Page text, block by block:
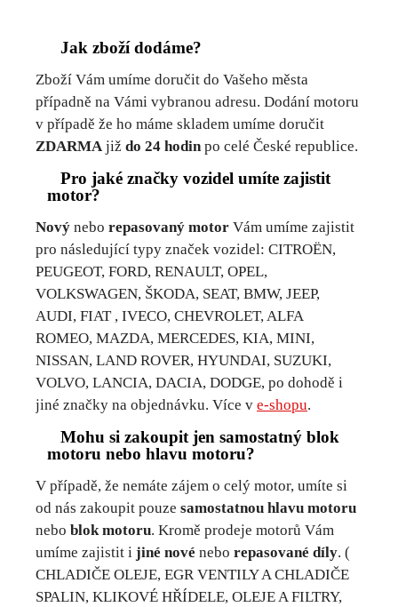
Jak zboží dodáme?
Zboží Vám umíme doručit do Vašeho města
případně na Vámi vybranou adresu. Dodání motoru
v případě že ho máme skladem umíme doručit
ZDARMA již do 24 hodin po celé České republice.
Pro jaké značky vozidel umíte zajistit
motor?
Nový nebo repasovaný motor Vám umíme zajistit
pro následující typy značek vozidel: CITROËN,
PEUGEOT, FORD, RENAULT, OPEL,
VOLKSWAGEN, ŠKODA, SEAT, BMW, JEEP,
AUDI, FIAT , IVECO, CHEVROLET, ALFA
ROMEO, MAZDA, MERCEDES, KIA, MINI,
NISSAN, LAND ROVER, HYUNDAI, SUZUKI,
VOLVO, LANCIA, DACIA, DODGE, po dohodě i
jiné značky na objednávku. Více v e-shopu.
Mohu si zakoupit jen samostatný blok
motoru nebo hlavu motoru?
V případě, že nemáte zájem o celý motor, umíte si
od nás zakoupit pouze samostatnou hlavu motoru
nebo blok motoru. Kromě prodeje motorů Vám
umíme zajistit i jiné nové nebo repasované díly. (
CHLADIČE OLEJE, EGR VENTILY A CHLADIČE
SPALIN, KLIKOVÉ HŘÍDELE, OLEJE A FILTRY,